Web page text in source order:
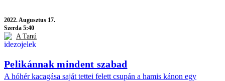
2022.Augusztus 17.
Szerda 5:40
A Tanú
Pelikánnak mindent szabad
A hóhér kacagása saját tettei felett csupán a hamis kánon egy